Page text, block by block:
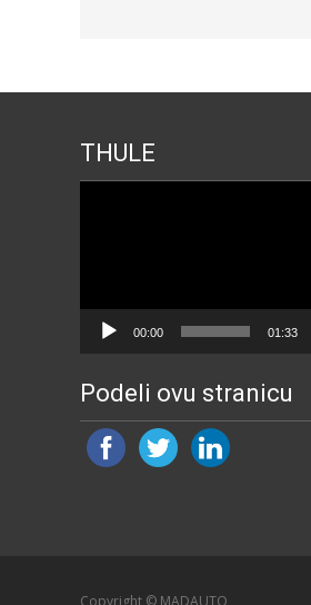
THULE
00:00 01:33
Podeli ovu stranicu
Copyright © MADAUTO